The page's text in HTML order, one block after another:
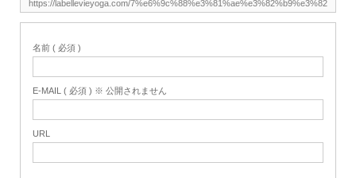
名前 ( 必須 )
E-MAIL ( 必須 ) ※ 公開されません
URL